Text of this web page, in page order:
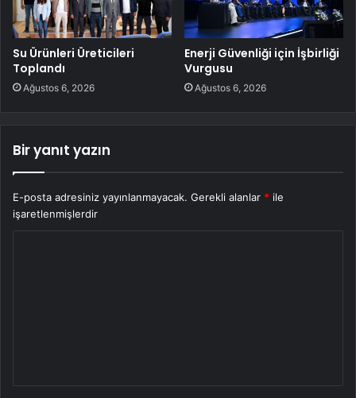
Su Ürünleri Üreticileri
Toplandı
Ağustos 6, 2026
Enerji Güvenliği için İşbirliği
Vurgusu
Ağustos 6, 2026
Bir yanıt yazın
E-posta adresiniz yayınlanmayacak. Gerekli alanlar * ile
işaretlenmişlerdir